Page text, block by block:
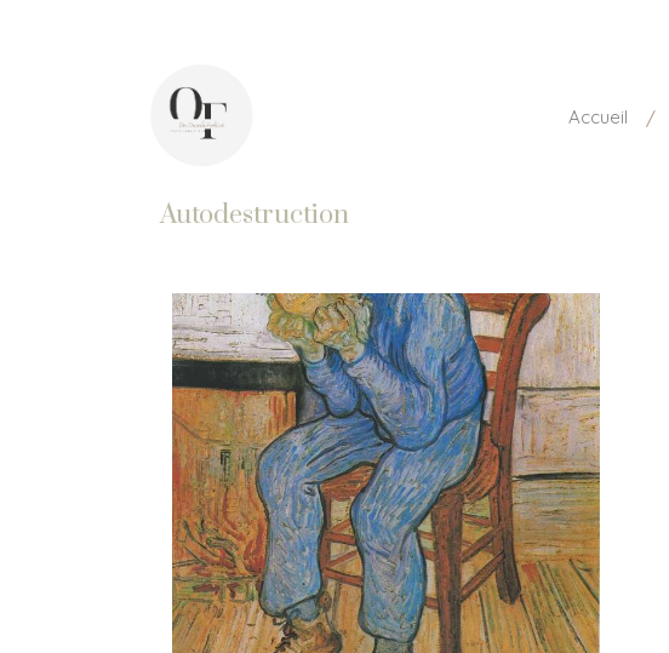
Accueil
Autodestruction